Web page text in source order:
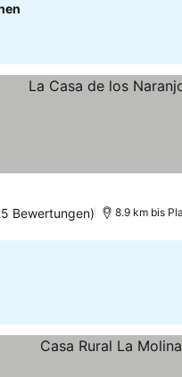
Bewertungen) 8.9 km bis